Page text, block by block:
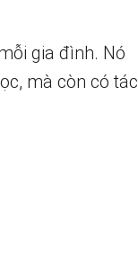
gia đình. Nó
mà còn có tác